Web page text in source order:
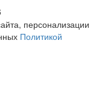
персонализации
Политикой